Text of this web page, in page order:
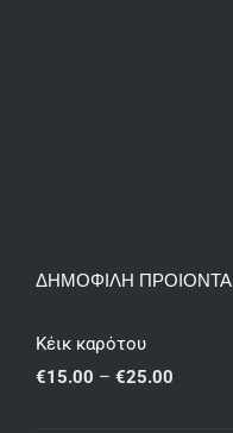
ΔΗΜΟΦΙΛΗ ΠΡΟΙΟΝΤΑ
Κέικ καρότου
€15.00 – €25.00